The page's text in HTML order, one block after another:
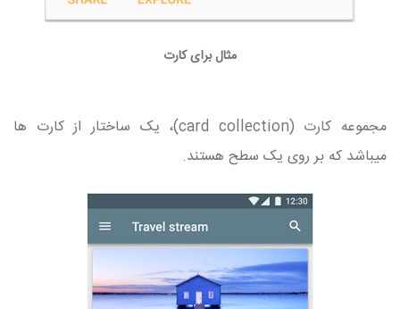
مثال برای کارت
مجموعه کارت (card collection)، یک ساختار از کارت ها
میباشد که بر روی یک سطح هستند.